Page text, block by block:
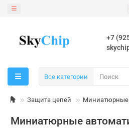
+7
Все категории
Защита цепей Миниатюрные
Миниатюрные